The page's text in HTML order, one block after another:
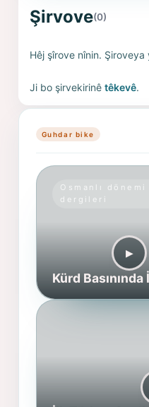
Şirvove(0)
Hêj şîrove nînin.
Ji bo şirvekirinêtêkevê.
Guhdar bike
Osmanlı
dergileri
▶︎
Kürd